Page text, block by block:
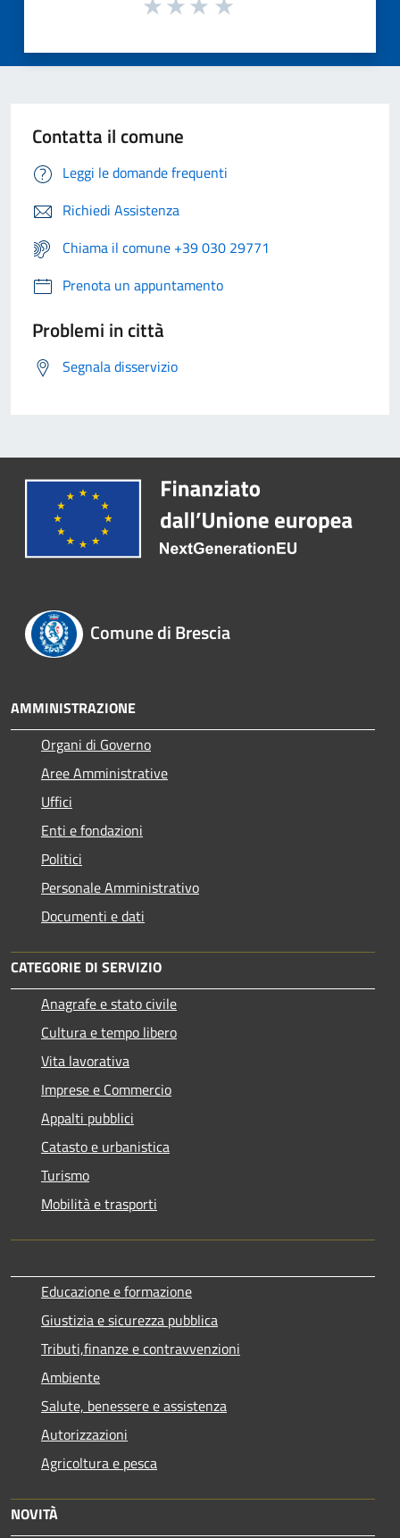
Contatta il comune
Leggi le domande frequenti
Richiedi Assistenza
Chiama il comune +39 030 29771
Prenota un appuntamento
Problemi in città
Segnala disservizio
Comune di Brescia
AMMINISTRAZIONE
Organi di Governo
Aree Amministrative
Uffici
Enti e fondazioni
Politici
Personale Amministrativo
Documenti e dati
CATEGORIE DI SERVIZIO
Anagrafe e stato civile
Cultura e tempo libero
Vita lavorativa
Imprese e Commercio
Appalti pubblici
Catasto e urbanistica
Turismo
Mobilità e trasporti
Educazione e formazione
Giustizia e sicurezza pubblica
Tributi,finanze e contravvenzioni
Ambiente
Salute, benessere e assistenza
Autorizzazioni
Agricoltura e pesca
NOVITÀ